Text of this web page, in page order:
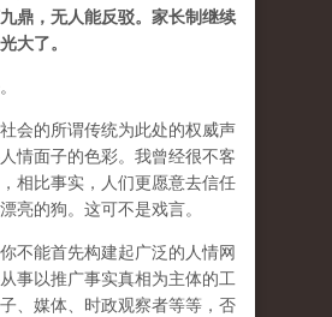
鼎，无人能反驳。家长制继续
大了。
会的所谓传统为此处的权威声
情面子的色彩。我曾经很不客
相比事实，人们更愿意去信任
亮的狗。这可不是戏言。
不能首先构建起广泛的人情网
事以推广事实真相为主体的工
、媒体、时政观察者等等，否